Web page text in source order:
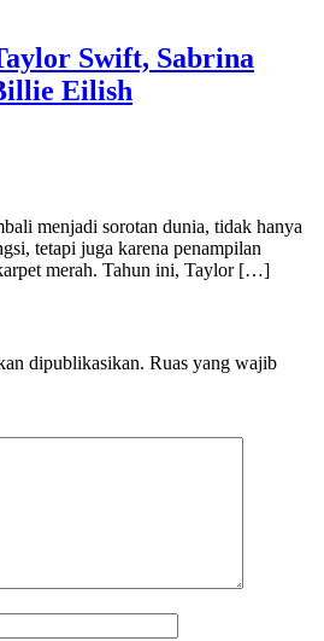
Swift, Sabrina
Eilish
menjadi sorotan dunia, tidak hanya
tetapi juga karena penampilan
merah. Tahun ini, Taylor […]
dipublikasikan. Ruas yang wajib